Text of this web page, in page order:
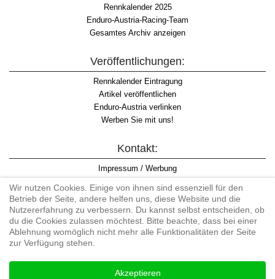
Rennkalender 2025
Enduro-Austria-Racing-Team
Gesamtes Archiv anzeigen
Veröffentlichungen:
Rennkalender Eintragung
Artikel veröffentlichen
Enduro-Austria verlinken
Werben Sie mit uns!
Kontakt:
Impressum / Werbung
Informationspflicht WKO
AGB
#enduroaustria, #wirlebenenduro #enduroaustriaracingteam
Wir nutzen Cookies. Einige von ihnen sind essenziell für den
Betrieb der Seite, andere helfen uns, diese Website und die
Nutzererfahrung zu verbessern. Du kannst selbst entscheiden, ob
du die Cookies zulassen möchtest. Bitte beachte, dass bei einer
Ablehnung womöglich nicht mehr alle Funktionalitäten der Seite
zur Verfügung stehen.
Akzeptieren